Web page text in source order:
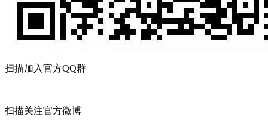
扫描加入官方QQ群
扫描关注官方微博